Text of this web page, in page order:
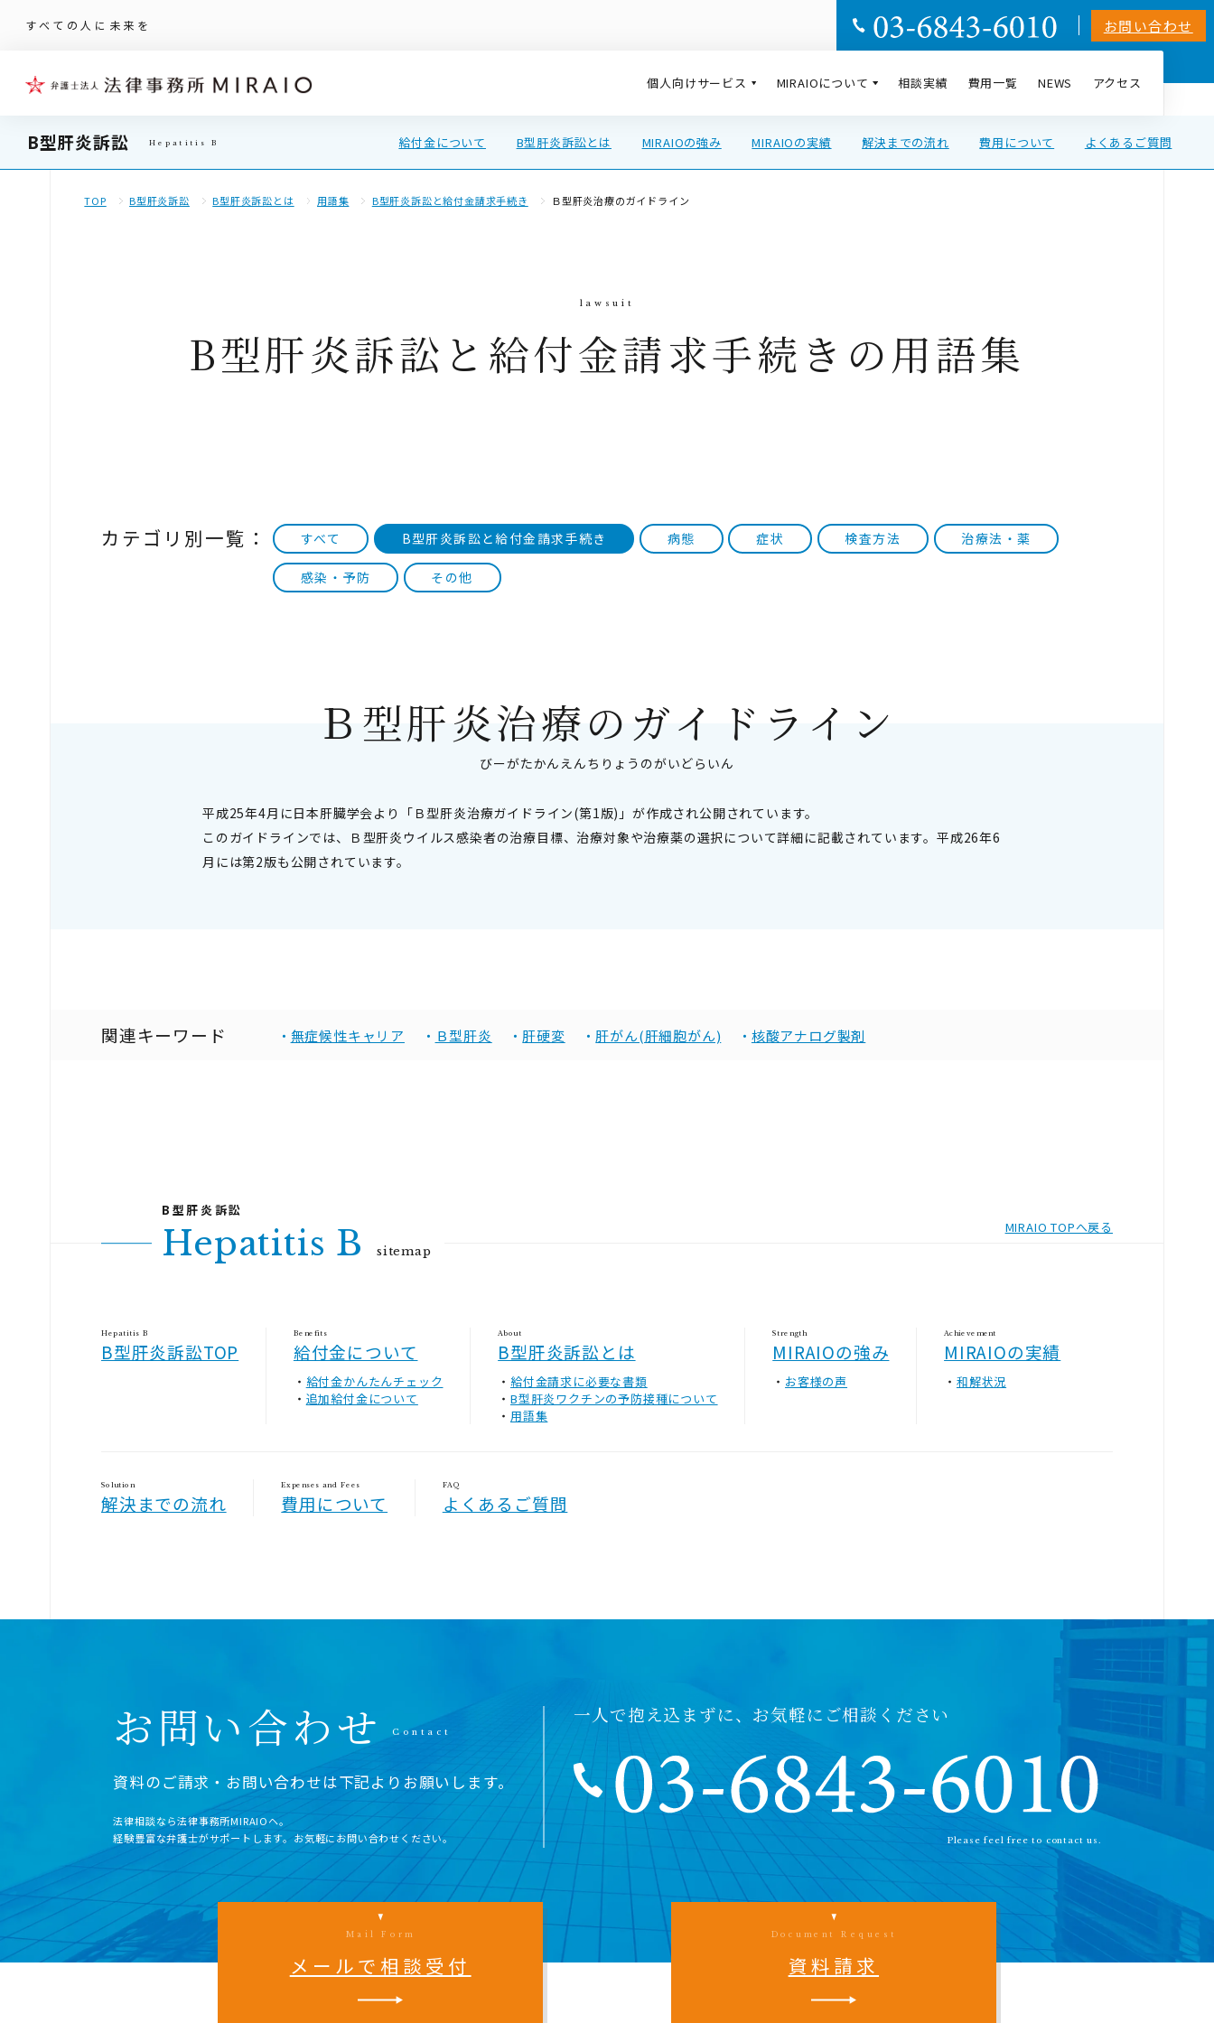
すべての人に未来を お問い合わせ
個人向けサービス MIRAIOについて 相談実績 費用一覧 NEWS アクセス
B型肝炎訴訟 給付金について B型肝炎訴訟とは MIRAIOの強み MIRAIOの実績 解決までの流れ 費用について よくあるご質問
TOP B型肝炎訴訟 B型肝炎訴訟とは 用語集 B型肝炎訴訟と給付金請求手続き Ｂ型肝炎治療のガイドライン
B型肝炎訴訟と給付金請求手続きの用語集
カテゴリ別一覧： すべて B型肝炎訴訟と給付金請求手続き 病態 症状 検査方法 治療法・薬
感染・予防 その他
Ｂ型肝炎治療のガイドライン
びーがたかんえんちりょうのがいどらいん
平成25年4月に日本肝臓学会より「Ｂ型肝炎治療ガイドライン(第1版)」が作成され公開されています。
このガイドラインでは、Ｂ型肝炎ウイルス感染者の治療目標、治療対象や治療薬の選択について詳細に記載されています。平成26年6
月には第2版も公開されています。
関連キーワード 無症候性キャリア Ｂ型肝炎 肝硬変 肝がん(肝細胞がん) 核酸アナログ製剤
Hepatitis B sitemap
Hepatitis B
B型肝炎訴訟TOP
Benefits
給付金について
給付金かんたんチェック
追加給付金について
About
B型肝炎訴訟とは
給付金請求に必要な書類
B型肝炎ワクチンの予防接種について
用語集
Strength
MIRAIOの強み
お客様の声
Achievement
MIRAIOの実績
和解状況
Solution
解決までの流れ
Expenses and Fees
費用について
FAQ
よくあるご質問
MIRAIO TOPへ戻る
お問い合わせ
資料のご請求・お問い合わせは下記よりお願いします。
法律相談なら法律事務所MIRAIOヘ。
経験豊富な弁護士がサポートします。お気軽にお問い合わせください。
一人で抱え込まずに、お気軽にご相談ください
Please feel free to contact us.
Mail Form
メールで相談受付
Document Request
資料請求